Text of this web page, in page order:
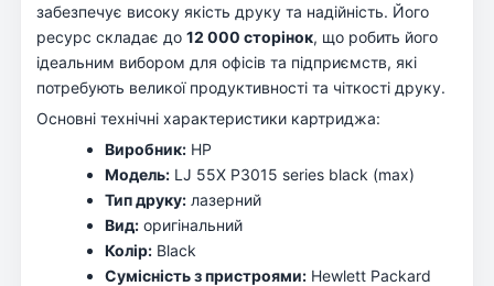
забезпечує високу якість друку та надійність. Його
ресурс складає до 12 000 сторінок, що робить його
ідеальним вибором для офісів та підприємств, які
потребують великої продуктивності та чіткості друку.
Основні технічні характеристики картриджа:
Виробник: HP
Модель: LJ 55X P3015 series black (max)
Тип друку: лазерний
Вид: оригінальний
Колір: Black
Сумісність з пристроями: Hewlett Packard